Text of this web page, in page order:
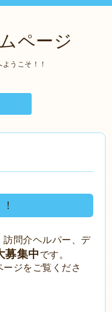
ページ
うこそ！！
訪問介ヘルパー、デ
募集中です。
ジをご覧くださ